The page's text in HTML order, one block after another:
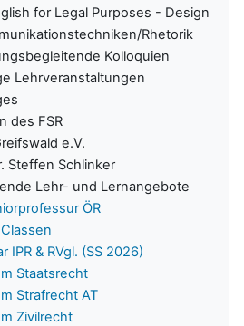
for Legal Purposes - Design
Rhetorik
Kolloquien
Lehrveranstaltungen
des FSR
e.V.
Steffen Schlinker
Lehr- und Lernangebote
ÖR
IPR & RVgl. (SS 2026)
Staatsrecht
Strafrecht AT
Zivilrecht